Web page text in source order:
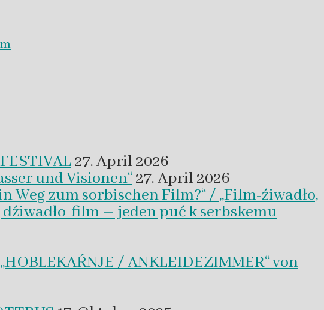
27. April 2026
und Visionen“27. April 2026
zum sorbischen Film?“ / „Film-źiwadło,
film – jeden puć k serbskemu
/ ANKLEIDEZIMMER“ von